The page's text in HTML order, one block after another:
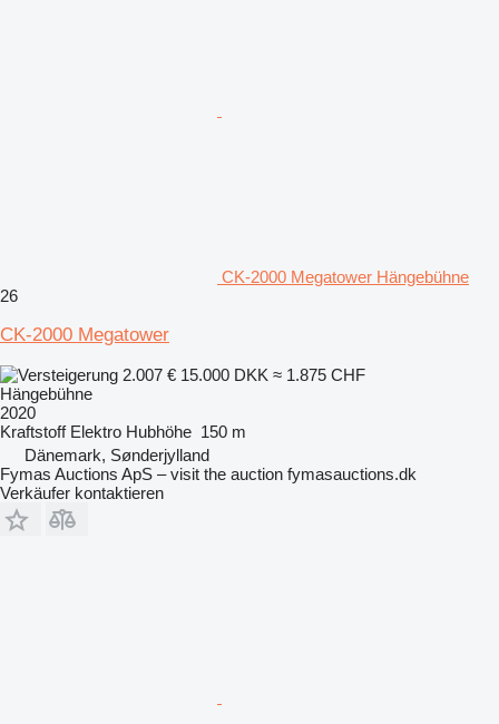
CK-2000 Megatower Hängebühne
26
CK-2000 Megatower
2.007 € 15.000 DKK ≈ 1.875 CHF
Hängebühne
2020
Kraftstoff Elektro Hubhöhe 150 m
Dänemark, Sønderjylland
Fymas Auctions ApS – visit the auction fymasauctions.dk
Verkäufer kontaktieren